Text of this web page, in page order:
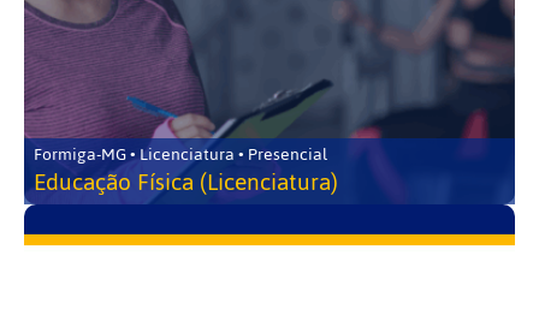
Formiga-MG • Licenciatura • Presencial
Educação Física (Licenciatura)